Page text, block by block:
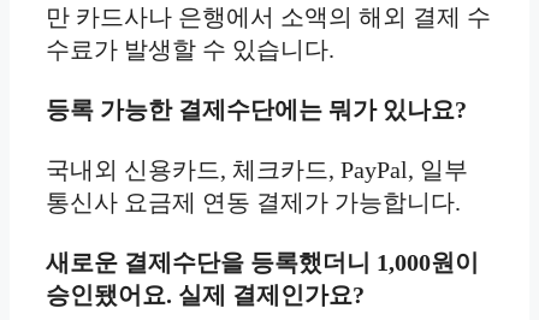
만 카드사나 은행에서 소액의 해외 결제 수
수료가 발생할 수 있습니다.
등록 가능한 결제수단에는 뭐가 있나요?
국내외 신용카드, 체크카드, PayPal, 일부
통신사 요금제 연동 결제가 가능합니다.
새로운 결제수단을 등록했더니 1,000원이
승인됐어요. 실제 결제인가요?